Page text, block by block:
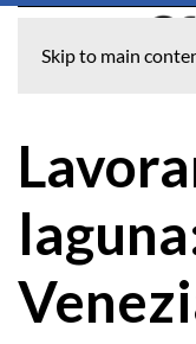
Skip to main